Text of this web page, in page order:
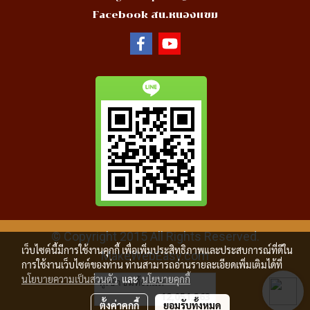
Facebook สน.หนองแขม
© Copyright 2015 All Rights Reserved.
MakeWebEasy.com
ผู้เข้าชมทั้งหมด
12,051,363
เว็บไซต์นี้มีการใช้งานคุกกี้ เพื่อเพิ่มประสิทธิภาพและประสบการณ์ที่ดีใน
การใช้งานเว็บไซต์ของท่าน ท่านสามารถอ่านรายละเอียดเพิ่มเติมได้ที่
นโยบายความเป็นส่วนตัวและนโยบายคุกกี้
ตั้งค่าคุกกี้ ยอมรับทั้งหมด